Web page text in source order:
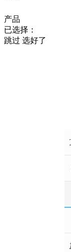
产品
已选择：
跳过 选好了